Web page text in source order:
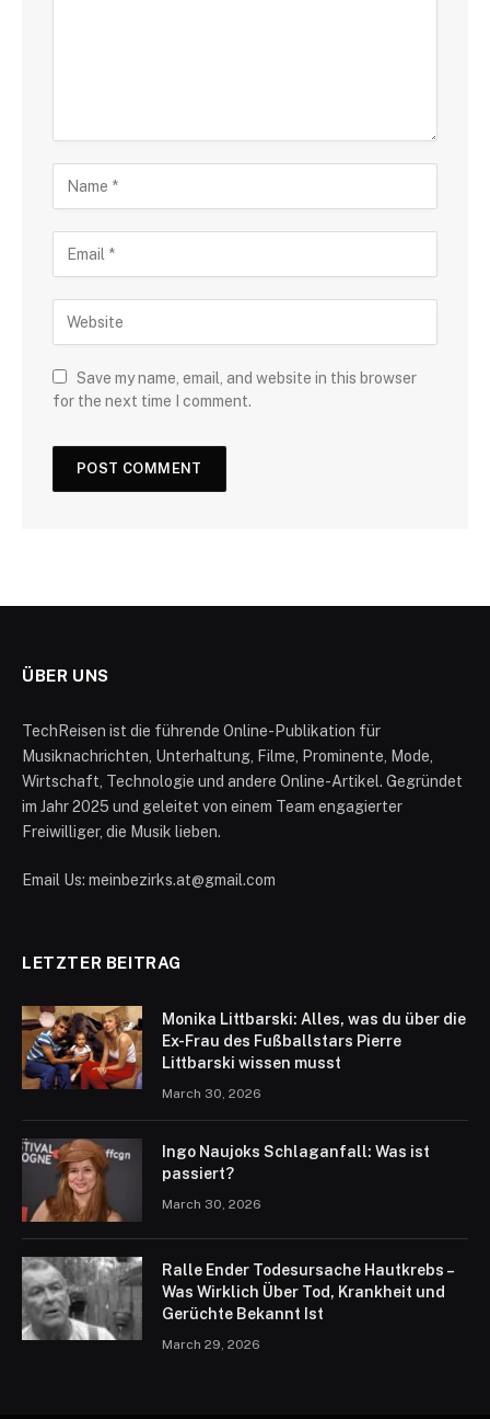
Save my name, email, and website in this browser
for the next time I comment.
ÜBER UNS
TechReisen ist die führende Online-Publikation für
Musiknachrichten, Unterhaltung, Filme, Prominente, Mode,
Wirtschaft, Technologie und andere Online-Artikel. Gegründet
im Jahr 2025 und geleitet von einem Team engagierter
Freiwilliger, die Musik lieben.
Email Us: meinbezirks.at@gmail.com
LETZTER BEITRAG
Monika Littbarski: Alles, was du über die
Ex-Frau des Fußballstars Pierre
Littbarski wissen musst
March 30, 2026
Ingo Naujoks Schlaganfall: Was ist
passiert?
March 30, 2026
Ralle Ender Todesursache Hautkrebs –
Was Wirklich Über Tod, Krankheit und
Gerüchte Bekannt Ist
March 29, 2026